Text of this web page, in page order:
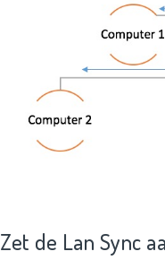
Zet de Lan Sync